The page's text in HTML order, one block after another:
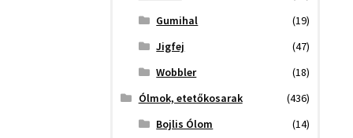
Gumihal
(19)
Jigfej
(47)
Wobbler
(18)
Ólmok, etetőkosarak
(436)
Bojlis Ólom
(14)